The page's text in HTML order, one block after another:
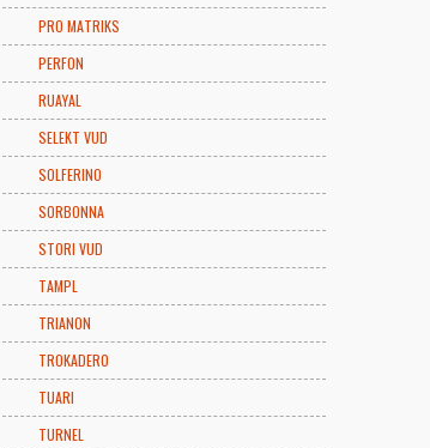
PRO MATRIKS
PERFON
RUAYAL
SELEKT VUD
SOLFERINO
SORBONNA
STORI VUD
TAMPL
TRIANON
TROKADERO
TUARI
TURNEL